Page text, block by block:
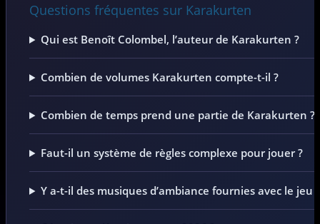
Questions fréquentes sur Karakurten
Qui est Benoît Colombel, l’auteur de Karakurten ?
Combien de volumes Karakurten compte-t-il ?
Combien de temps prend une partie de Karakurten ?
Faut-il un système de règles complexe pour jouer ?
Y a-t-il des musiques d’ambiance fournies avec le jeu ?